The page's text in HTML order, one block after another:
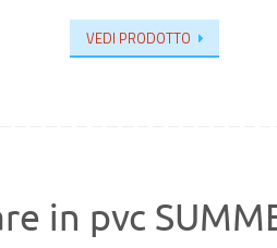
VEDI PRODOTTO
in pvc